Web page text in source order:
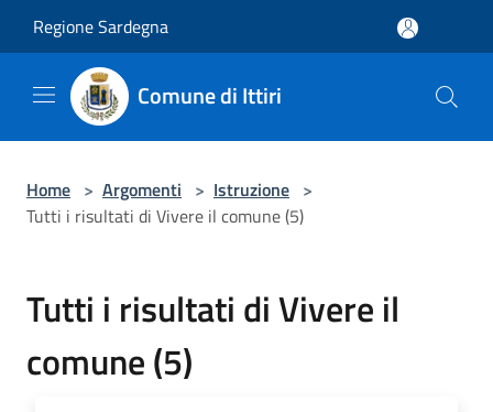
Regione Sardegna
Comune di Ittiri
Home > Argomenti > Istruzione >
Tutti i risultati di Vivere il comune (5)
Tutti i risultati di Vivere il
comune (5)